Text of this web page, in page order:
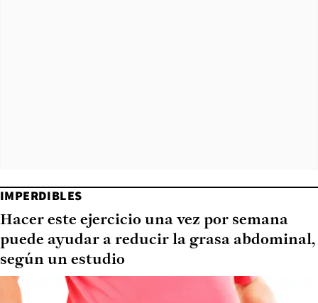
IMPERDIBLES
Hacer este ejercicio una vez por semana
puede ayudar a reducir la grasa abdominal,
según un estudio